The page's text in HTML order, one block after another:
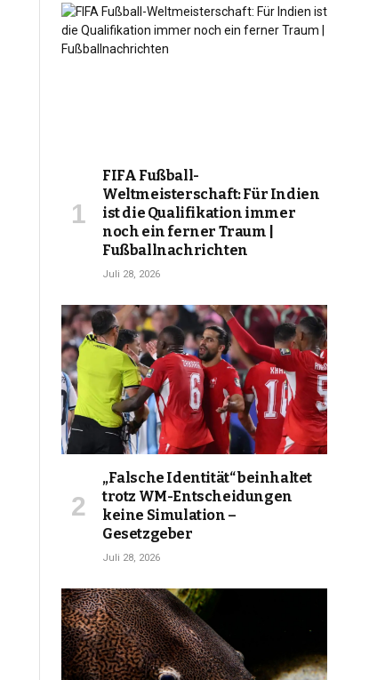
FIFA Fußball-
Weltmeisterschaft: Für Indien
ist die Qualifikation immer
noch ein ferner Traum |
Fußballnachrichten
Juli 28, 2026
„Falsche Identität“ beinhaltet
trotz WM-Entscheidungen
keine Simulation –
Gesetzgeber
Juli 28, 2026